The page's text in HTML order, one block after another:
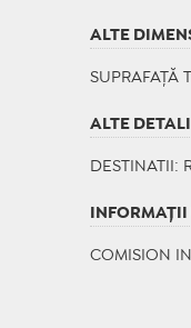
ALTE
SUPRAFAȚĂ
ALTE DETALII
DESTINATII :
INFORMAŢII
COMISION